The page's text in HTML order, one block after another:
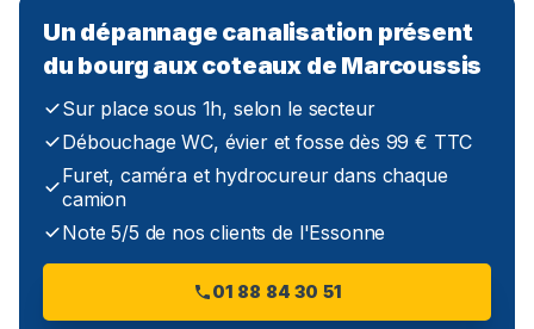
Un dépannage canalisation présent
du bourg aux coteaux de Marcoussis
Sur place sous 1h, selon le secteur
Débouchage WC, évier et fosse dès 99 € TTC
Furet, caméra et hydrocureur dans chaque
camion
Note 5/5 de nos clients de l'Essonne
01 88 84 30 51